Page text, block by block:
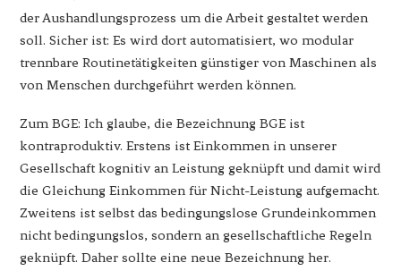
der Aushandlungsprozess um die Arbeit gestaltet werden
soll. Sicher ist: Es wird dort automatisiert, wo modular
trennbare Routinetätigkeiten günstiger von Maschinen als
von Menschen durchgeführt werden können.
Zum BGE: Ich glaube, die Bezeichnung BGE ist
kontraproduktiv. Erstens ist Einkommen in unserer
Gesellschaft kognitiv an Leistung geknüpft und damit wird
die Gleichung Einkommen für Nicht-Leistung aufgemacht.
Zweitens ist selbst das bedingungslose Grundeinkommen
nicht bedingungslos, sondern an gesellschaftliche Regeln
geknüpft. Daher sollte eine neue Bezeichnung her.